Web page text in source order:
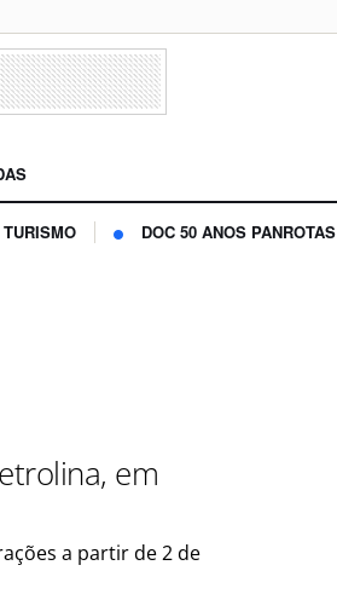
DOC 50 ANOS PANROTAS
em
a partir de 2 de